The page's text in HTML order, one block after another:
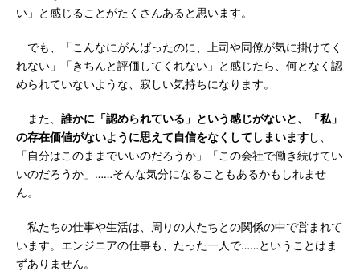
い」と感じることがたくさんあると思います。
でも、「こんなにがんばったのに、上司や同僚が気に掛けてく
れない」「きちんと評価してくれない」と感じたら、何となく認
められていないような、寂しい気持ちになります。
また、 誰かに「認められている」という感じがないと、「私」
の存在価値がないように思えて自信をなくしてしまいますし、
「自分はこのままでいいのだろうか」「この会社で働き続けてい
いのだろうか」……そんな気分になることもあるかもしれませ
ん。
私たちの仕事や生活は、周りの人たちとの関係の中で営まれて
います。エンジニアの仕事も、たった一人で……ということはま
ずありません。